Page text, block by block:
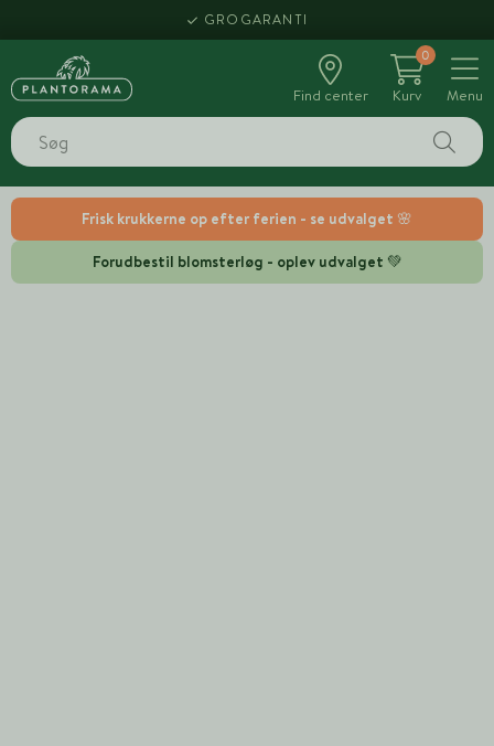
Frisk krukkerne op efter ferien - se udvalget 🌸
Forudbestil blomsterløg - oplev udvalget 💚
GROGARANTI
Find center
0
Kurv
Menu